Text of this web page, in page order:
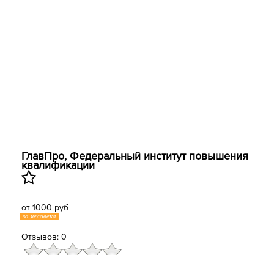
ГлавПро, Федеральный институт повышения
квалификации
от 1000 руб
за человека
Отзывов: 0